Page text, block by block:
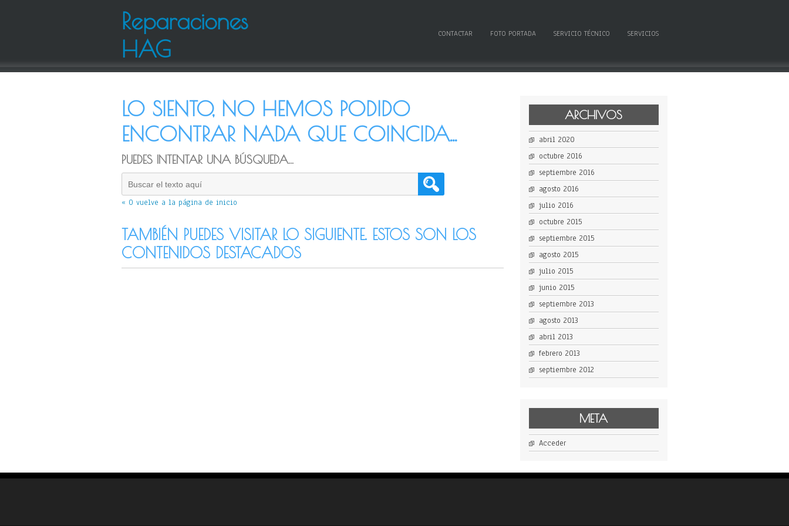
Reparaciones
HAG
CONTACTAR FOTO PORTADA SERVICIO TÉCNICO SERVICIOS
LO SIENTO, NO HEMOS PODIDO
ENCONTRAR NADA QUE COINCIDA...
PUEDES INTENTAR UNA BÚSQUEDA...
« O vuelve a la página de inicio
TAMBIÉN PUEDES VISITAR LO SIGUIENTE. ESTOS SON LOS
CONTENIDOS DESTACADOS
ARCHIVOS
abril 2020
octubre 2016
septiembre 2016
agosto 2016
julio 2016
octubre 2015
septiembre 2015
agosto 2015
julio 2015
junio 2015
septiembre 2013
agosto 2013
abril 2013
febrero 2013
septiembre 2012
META
Acceder